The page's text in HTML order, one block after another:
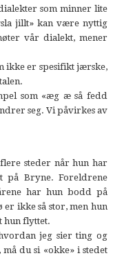
som minner lite
jillt» kan være nyttig
vår dialekt, mener
ikke er spesifikt jærske,
som «æg æ så fedd
seg. Vi påvirkes av
steder når hun har
på Bryne. Foreldrene
har hun bodd på
ikke så stor, men hun
hun flyttet.
jeg sier ting og
du si «okke» i stedet